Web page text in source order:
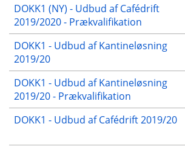
DOKK1 (NY) - Udbud af Cafédrift
2019/2020 - Prækvalifikation
DOKK1 - Udbud af Kantineløsning
2019/20
DOKK1 - Udbud af Kantineløsning
2019/20 - Prækvalifikation
DOKK1 - Udbud af Cafédrift 2019/20